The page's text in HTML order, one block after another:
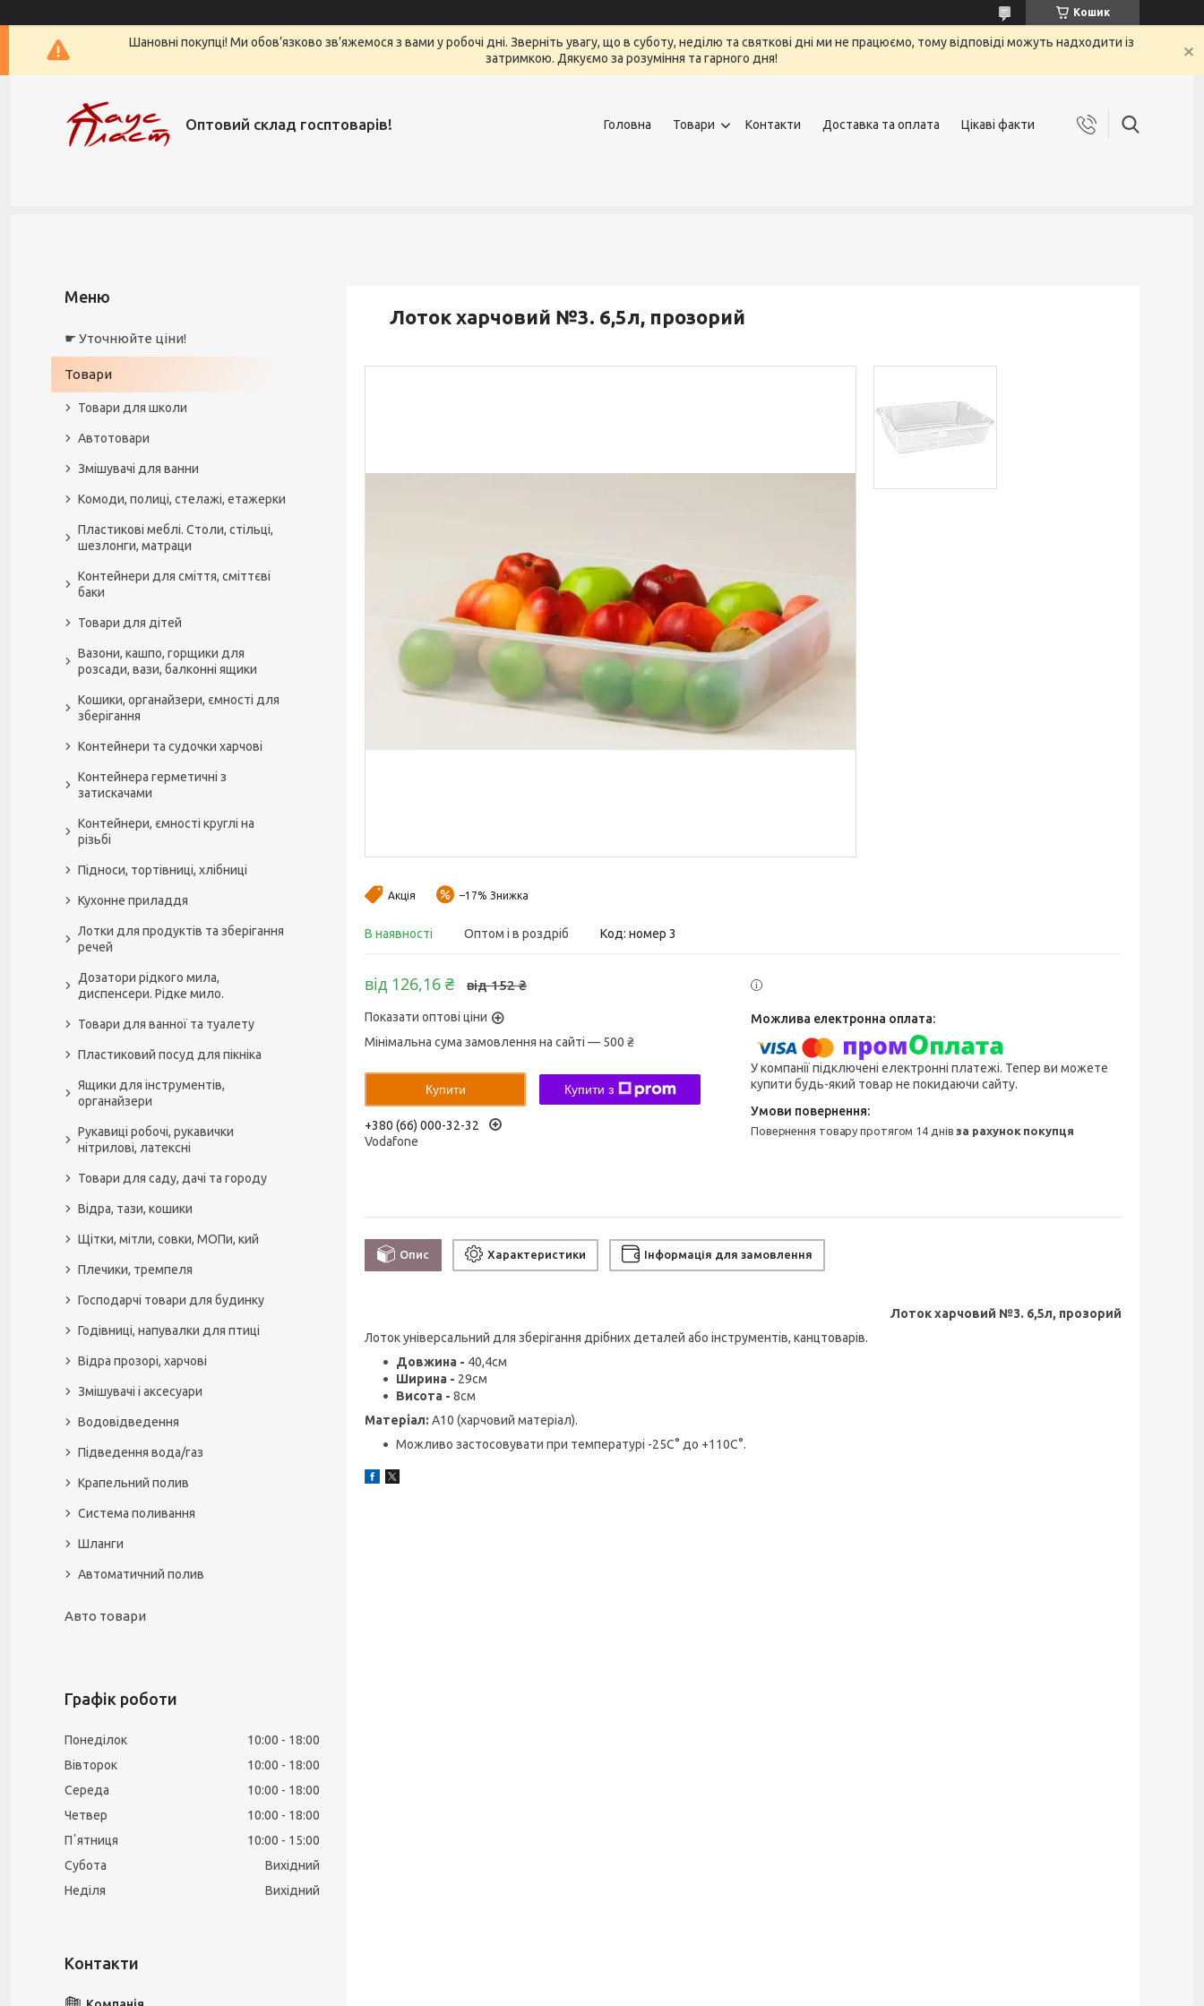
Кошик
Шановні покупці! Ми обов’язково зв’яжемося з вами у робочі дні. Зверніть увагу, що в суботу, неділю та святкові дні ми не працюємо, тому відповіді можуть надходити із
затримкою. Дякуємо за розуміння та гарного дня!
Оптовий склад госптоварів! Головна Товари Контакти Доставка та оплата Цікаві факти
Лоток харчовий №3. 6,5л, прозорий
Акція –17%
В наявності Оптом і в роздріб Код: номер 3
від 152 ₴
від 126,16 ₴
Показати оптові ціни
Мінімальна сума замовлення на сайті — 500 ₴
Купити Купити з
+380 (66) 000-32-32
Vodafone
У компанії підключені електронні платежі. Тепер ви можете
купити будь-який товар не покидаючи сайту.
повернення товару протягом 14 днівза рахунок покупця
Опис Характеристики Інформація для замовлення
Лоток харчовий №3. 6,5л, прозорий
Лоток універсальний для зберігання дрібних деталей або інструментів, канцтоварів.
Довжина - 40,4см
Ширина - 29см
Висота - 8см
Матеріал: А10 (харчовий матеріал).
Можливо застосовувати при температурі -25С° до +110С°.
☛ Уточнюйте ціни!
Товари
Товари для школи
Автотовари
Змішувачі для ванни
Комоди, полиці, стелажі, етажерки
Пластикові меблі. Столи, стільці,
шезлонги, матраци
Контейнери для сміття, сміттєві
баки
Товари для дітей
Вазони, кашпо, горщики для
розсади, вази, балконні ящики
Кошики, органайзери, ємності для
зберігання
Контейнери та судочки харчові
Контейнера герметичні з
затискачами
Контейнери, ємності круглі на
різьбі
Підноси, тортівниці, хлібниці
Кухонне приладдя
Лотки для продуктів та зберігання
речей
Дозатори рідкого мила,
диспенсери. Рідке мило.
Товари для ванної та туалету
Пластиковий посуд для пікніка
Ящики для інструментів,
органайзери
Рукавиці робочі, рукавички
нітрилові, латексні
Товари для саду, дачі та городу
Відра, тази, кошики
Щітки, мітли, совки, МОПи, кий
Плечики, тремпеля
Господарчі товари для будинку
Годівниці, напувалки для птиці
Відра прозорі, харчові
Змішувачі і аксесуари
Водовідведення
Підведення вода/газ
Крапельний полив
Система поливання
Шланги
Автоматичний полив
Авто товари
Графік роботи
Понеділок 10:00
18:00
Вівторок
10:00
18:00
Середа
10:00
18:00
Четвер
10:00
18:00
Пʼятниця
10:00
15:00
Субота
Вихідний
Неділя
Вихідний